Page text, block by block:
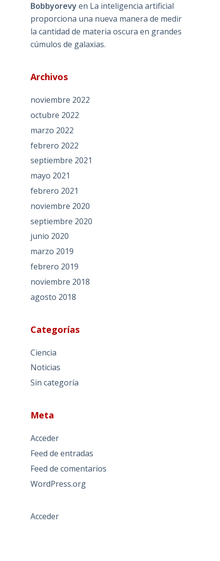
Bobbyorevy en La inteligencia artificial
proporciona una nueva manera de medir
la cantidad de materia oscura en grandes
cúmulos de galaxias.
Archivos
noviembre 2022
octubre 2022
marzo 2022
febrero 2022
septiembre 2021
mayo 2021
febrero 2021
noviembre 2020
septiembre 2020
junio 2020
marzo 2019
febrero 2019
noviembre 2018
agosto 2018
Categorías
Ciencia
Noticias
Sin categoría
Meta
Acceder
Feed de entradas
Feed de comentarios
WordPress.org
Acceder